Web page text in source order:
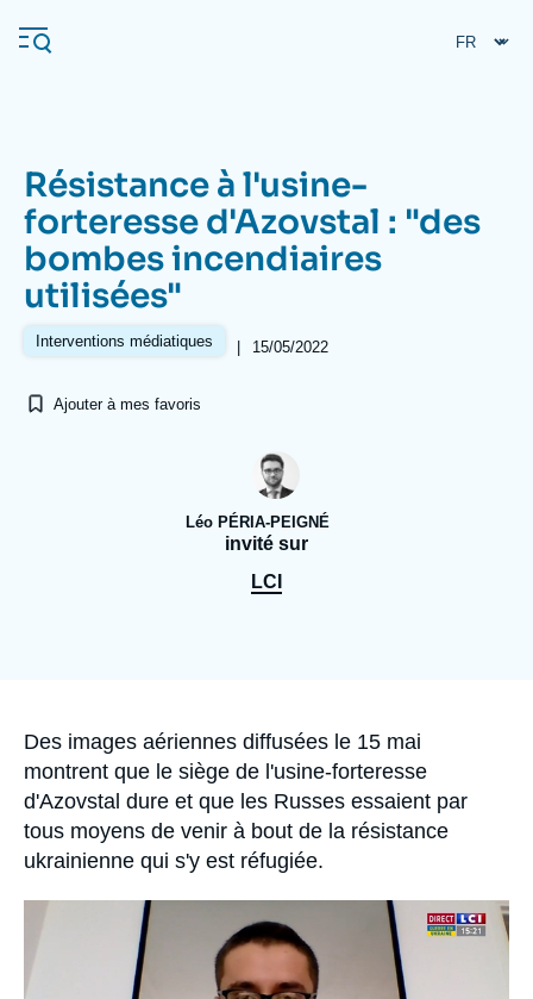
au
contenu
Navigation
principale
L'Ifri
Analyses
Se connecter
Résistance à l'usine-
forteresse d'Azovstal : "des
bombes incendiaires
utilisées"
Interventions médiatiques | 15/05/2022
Ajouter à mes favoris
Léo PÉRIA-PEIGNÉ
invité sur
LCI
Accroche
Des images aériennes diffusées le 15 mai
montrent que le siège de l'usine-forteresse
d'Azovstal dure et que les Russes essaient par
tous moyens de venir à bout de la résistance
ukrainienne qui s'y est réfugiée.
Image
médiatique